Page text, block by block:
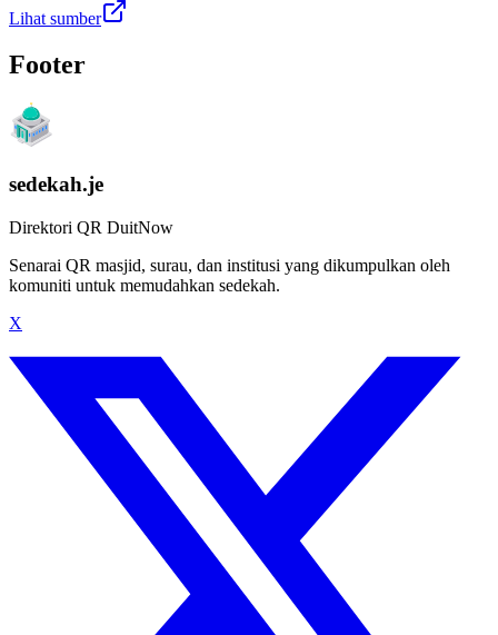
Lihat sumber
Footer
sedekah.je
Direktori QR DuitNow
Senarai QR masjid, surau, dan institusi yang dikumpulkan oleh
komuniti untuk memudahkan sedekah.
X